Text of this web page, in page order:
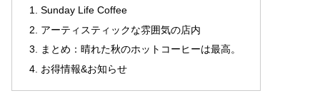
Sunday Life Coffee
アーティスティックな雰囲気の店内
まとめ：晴れた秋のホットコーヒーは最高。
お得情報&お知らせ